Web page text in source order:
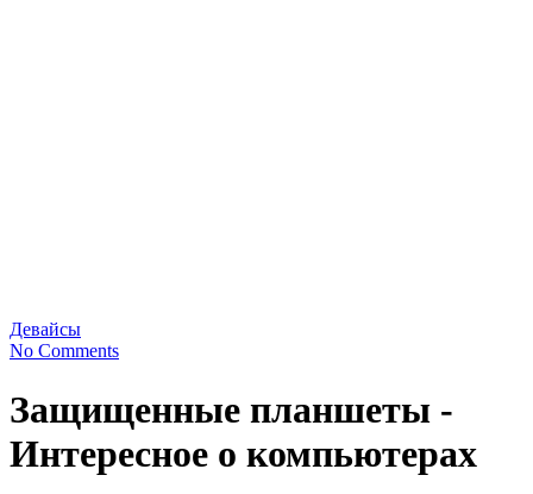
Девайсы
No Comments
Защищенные планшеты -
Интересное о компьютерах